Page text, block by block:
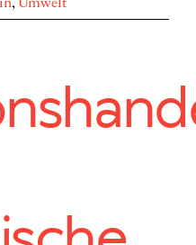
, Umwelt